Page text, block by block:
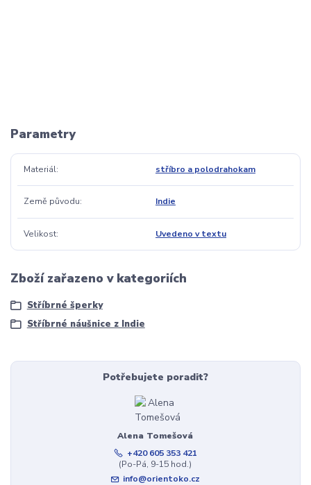
Parametry
Materiál stříbro a polodrahokam
Země původu Indie
Velikost Uvedeno v textu
Zboží zařazeno v kategoriích
Stříbrné šperky
Stříbrné náušnice z Indie
Potřebujete poradit?
Alena Tomešová
+420 605 353 421
(Po-Pá, 9-15 hod.)
info@orientoko.cz